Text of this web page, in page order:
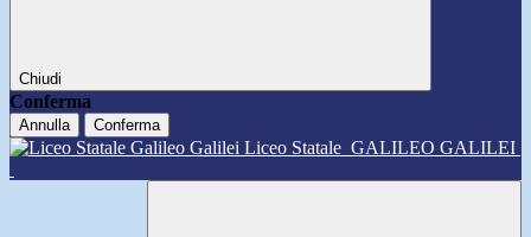
Chiudi
Conferma
Annulla Conferma
Liceo Statale GALILEO GALILEI